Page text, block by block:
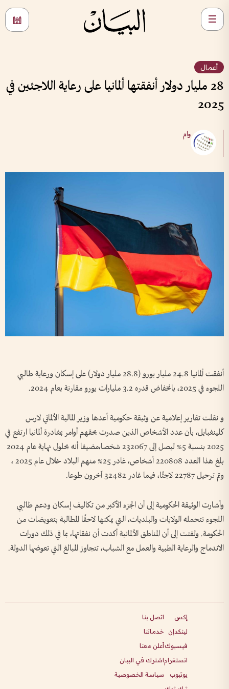
أعمال
28 مليار دولار أنفقتها ألمانيا على رعاية اللاجئين في
2025
وام
أنفقت ألمانيا 24.8 مليار يورو (28​​​.8 مليار دولار) على إسكان ورعاية طالبي
اللجوء في 2025، بانخفاض قدره 3.2 مليارات يورو مقارنة بعام 2024.
و نقلت تقارير إعلامية عن وثيقة حكومية أعدها وزير المالية الألماني لارس
كلينغبايل، بأن عدد الأشخاص الذين صدرت بحقهم أوامر بمغادرة ألمانيا ارتفع في
2025 بنسبة 5% ليصل إلى 232067 شخصا،مضيفا أنه بحلول نهاية عام 2024
بلغ هذا العدد 220808 أشخاص، غادر 25% منهم البلاد خلال عام 2025 ،
وتم ترحيل 22787 لاجئًا، فيما غادر 32482 آخرون طوعا.
وأشارت الوثيقة الحكومية إلى أن الجزء الأكبر من تكاليف إسكان ودعم طالبي
اللجوء تتحمله الولايات والبلديات، التي يمكنها لاحقًا المطالبة بتعويضات من
الحكومة. ولفتت إلى أن المناطق الألمانية أكدت أن نفقاتها، بما في ذلك دورات
الاندماج والرعاية الطبية والعمل مع الشباب، تتجاوز المبالغ التي تعوضها الدولة.
إكس
لينكدإن
فيسبوك
انستغرام
يوتيوب
اتصل بنا
خدماتنا
أعلن معنا
اشترك في البيان
سياسة الخصوصية